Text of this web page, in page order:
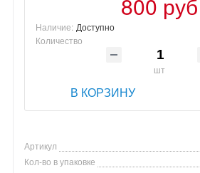
800 руб
Наличие: Доступно
Количество
шт
В КОРЗИНУ
Артикул
Кол-во в упаковке